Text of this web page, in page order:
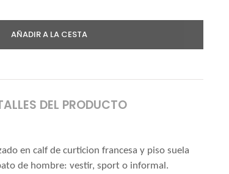
AÑADIR A LA CESTA
DEL PRODUCTO
en calf de curticion francesa y piso suela
de hombre: vestir, sport o informal.